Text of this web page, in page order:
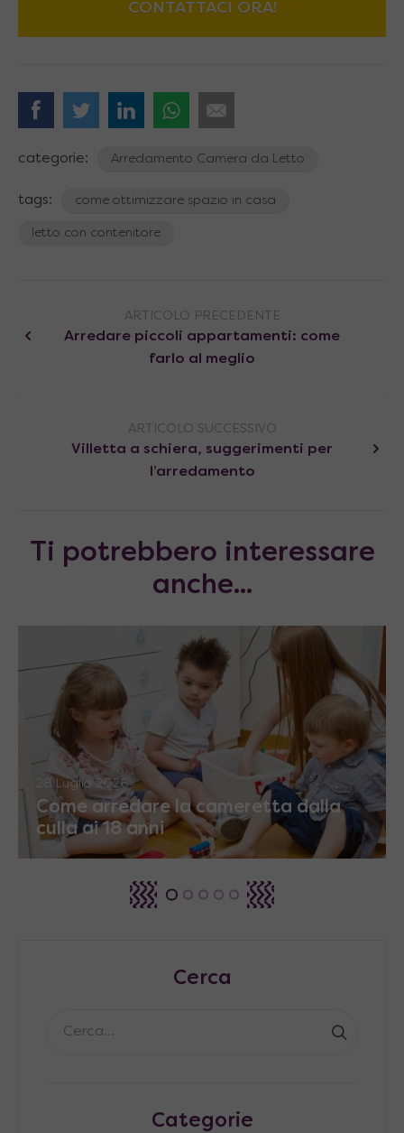
CONTATTACI ORA!
categorie: Arredamento Camera da Letto
tags: come ottimizzare spazio in casa
letto con contenitore
ARTICOLO PRECEDENTE
Arredare piccoli appartamenti: come
farlo al meglio
ARTICOLO SUCCESSIVO
Villetta a schiera, suggerimenti per
l’arredamento
Ti potrebbero interessare
anche...
28 Luglio 2026
Come arredare la cameretta dalla
culla ai 18 anni
Cerca
Categorie